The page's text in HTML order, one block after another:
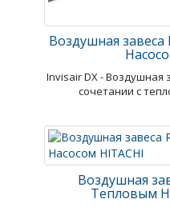
Воздушная
Invisair DX - Воздушная
сочетании с
Воздушная
Тепловым